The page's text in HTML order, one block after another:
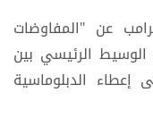
عن "المفاوضات
الوسيط الرئيسي بين
الدبلوماسية